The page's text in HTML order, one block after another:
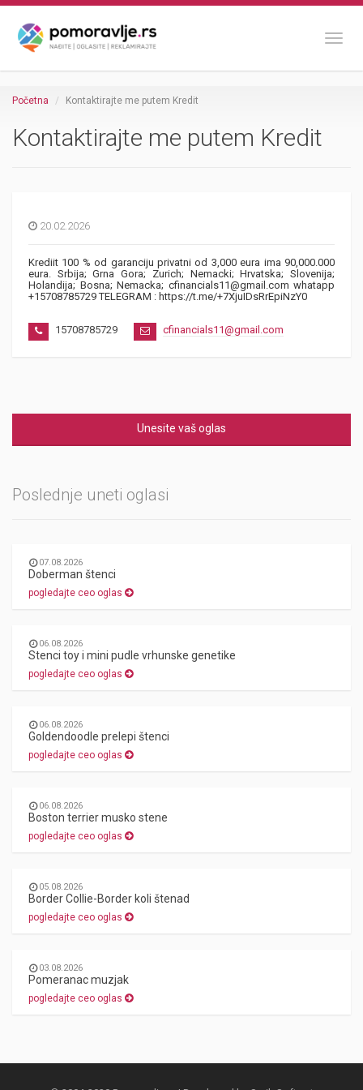
Početna Kontaktirajte me putem Kredit
Kontaktirajte me putem Kredit
20.02.2026
Krediit 100 % od garanciju privatni od 3,000 eura ima 90,000.000
eura. Srbija; Grna Gora; Zurich; Nemacki; Hrvatska; Slovenija;
Holandija; Bosna; Nemacka; cfinancials11@gmail.com whatapp
+15708785729 TELEGRAM : https://t.me/+7XjuIDsRrEpiNzY0
15708785729 cfinancials11@gmail.com
Unesite vaš oglas
Poslednje uneti oglasi
07.08.2026
Doberman štenci
pogledajte ceo oglas
06.08.2026
Stenci toy i mini pudle vrhunske genetike
pogledajte ceo oglas
06.08.2026
Goldendoodle prelepi štenci
pogledajte ceo oglas
06.08.2026
Boston terrier musko stene
pogledajte ceo oglas
05.08.2026
Border Collie-Border koli štenad
pogledajte ceo oglas
03.08.2026
Pomeranac muzjak
pogledajte ceo oglas